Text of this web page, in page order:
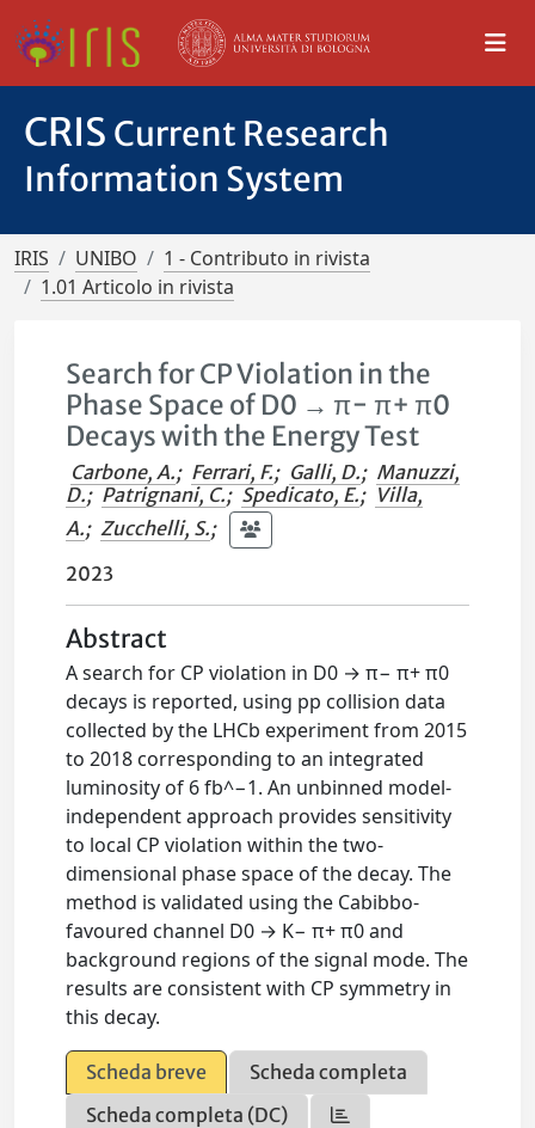
CRIS Current Research
Information System
IRIS UNIBO
1 - Contributo in rivista
1.01 Articolo in rivista
Search for CP Violation in the
Phase Space of D0 → π− π+ π0
Decays with the Energy Test
Carbone, A.; Ferrari, F.; Galli, D.; Manuzzi,
D.; Patrignani, C.; Spedicato, E.; Villa,
A.; Zucchelli, S.;
2023
Abstract
A search for CP violation in D0 → π− π+ π0
decays is reported, using pp collision data
collected by the LHCb experiment from 2015
to 2018 corresponding to an integrated
luminosity of 6 fb^−1. An unbinned model-
independent approach provides sensitivity
to local CP violation within the two-
dimensional phase space of the decay. The
method is validated using the Cabibbo-
favoured channel D0 → K− π+ π0 and
background regions of the signal mode. The
results are consistent with CP symmetry in
this decay.
Scheda breve
Scheda completa
Scheda completa (DC)